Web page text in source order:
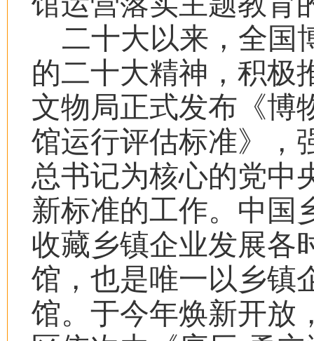
二十大以来，全国
的二十大精神，积极
文物局正式发布《博
馆运行评估标准》，
总书记为核心的党中
新标准的工作。中国
收藏乡镇企业发展各
馆，也是唯一以乡镇
馆。于今年焕新开放